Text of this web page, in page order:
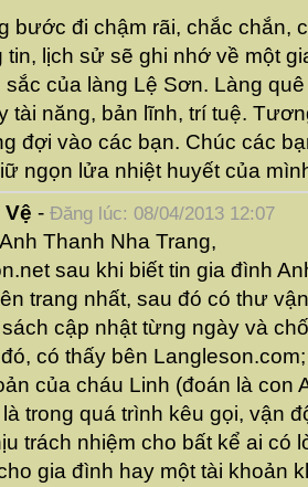
bước đi chậm rãi, chắc chắn,
tin, lịch sử sẽ ghi nhớ về một
sắc của làng Lệ Sơn. Làng
tài năng, bản lĩnh, trí tuệ.
đợi vào các bạn. Chúc các
ngọn lửa nhiệt huyết của
- Đăng lúc: 08/04/2013 12:07
Thanh Nha Trang,
sau khi biết tin gia đình
trang nhất, sau đó có thư
sách cập nhật từng ngày và
có thấy bên
của cháu Linh (đoán là con
trong quá trình kêu gọi, vận
trách nhiệm cho bất kể ai có
gia đình hay một tài khoản